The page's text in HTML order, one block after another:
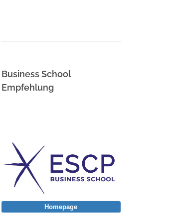
Business School
Empfehlung
Homepage